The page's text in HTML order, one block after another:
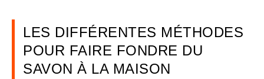
LES DIFFÉRENTES MÉTHODES
POUR FAIRE FONDRE DU
SAVON À LA MAISON